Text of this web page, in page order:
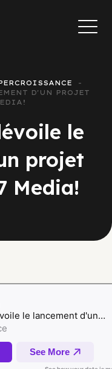
D'UN PROJET
le
projet
Media!